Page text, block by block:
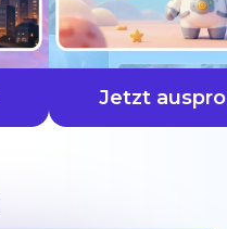
Jetzt
schneller